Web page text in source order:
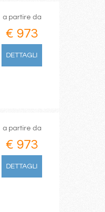
a partire da
€ 973
DETTAGLI
a partire da
€ 973
DETTAGLI